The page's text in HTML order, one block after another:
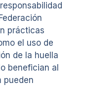
prácticas
el uso de
de la huella
benefician al
pueden